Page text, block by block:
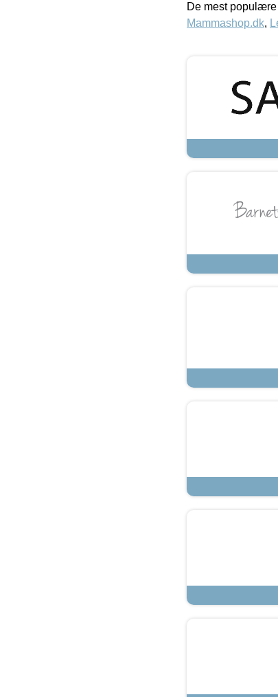
De mest
Mammashop.dk,